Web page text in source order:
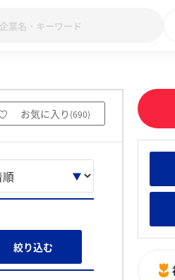
ング みんなの新卒就職人気企業
業特集 28卒 IT・DX現場社員イン
お気に入り (690)
絞り込む